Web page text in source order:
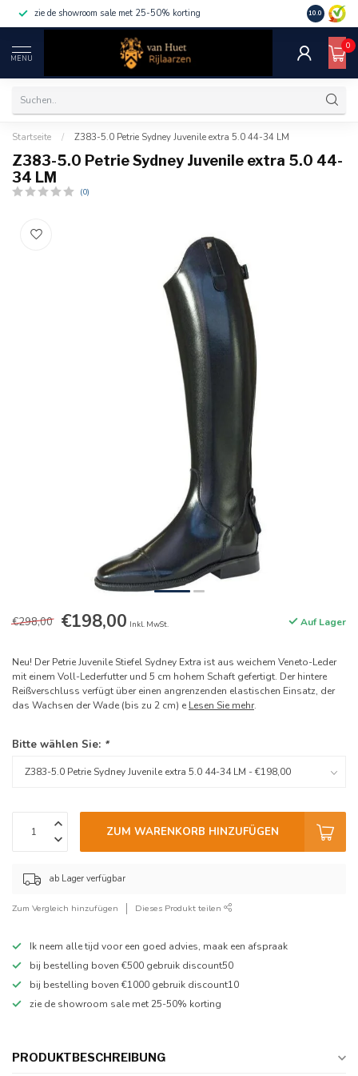
zie de showroom sale met 25-50% korting 10.0
MENU
0
Startseite / Z383-5.0 Petrie Sydney Juvenile extra 5.0 44-34 LM
Z383-5.0 Petrie Sydney Juvenile extra 5.0 44-
34 LM
(0)
€298,00 €198,00 Inkl. MwSt. Auf Lager
Neu! Der Petrie Juvenile Stiefel Sydney Extra ist aus weichem Veneto-Leder
mit einem Voll-Lederfutter und 5 cm hohem Schaft gefertigt. Der hintere
Reißverschluss verfügt über einen angrenzenden elastischen Einsatz, der
das Wachsen der Wade (bis zu 2 cm) e Lesen Sie mehr.
Bitte wählen Sie: *
ZUM WARENKORB HINZUFÜGEN
ab Lager verfügbar
Zum Vergleich hinzufügen Dieses Produkt teilen
Ik neem alle tijd voor een goed advies, maak een afspraak
bij bestelling boven €500 gebruik discount50
bij bestelling boven €1000 gebruik discount10
zie de showroom sale met 25-50% korting
PRODUKTBESCHREIBUNG